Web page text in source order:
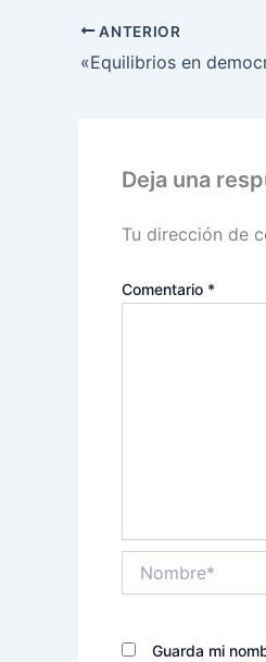
ANTERIOR
Deja una
Tu dirección de
Comentario *
Guarda mi